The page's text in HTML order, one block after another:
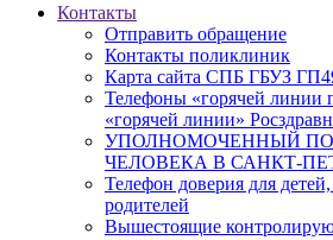
Контакты
Отправить обращение
Контакты поликлиник
Карта сайта СПБ ГБУЗ
Телефоны «горячей линии
«горячей линии»
УПОЛНОМОЧЕННЫЙ
ЧЕЛОВЕКА В САНКТ-
Телефон доверия для
родителей
Вышестоящие